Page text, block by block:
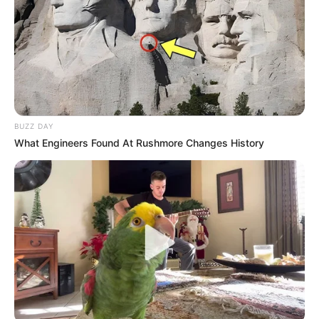
TAGS MODEL PRINCESS MEGONONDO SELEBRITI INDONESIA
BUZZ DAY
What Engineers Found At Rushmore Changes History